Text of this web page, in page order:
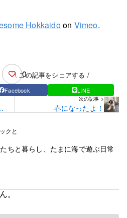
Hokkaidoon Vimeo.
0
\ この記事をシェアする /
Facebook LINE
次の記事 >
春になったよ！
クと
ちと暮らし、たまに海で遊ぶ日常
。